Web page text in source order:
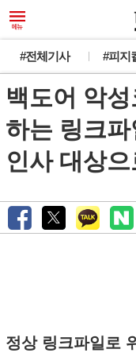
#전체기사 #피지
백도어 악성
하는 링크
인사 대상
정상 링크파일로